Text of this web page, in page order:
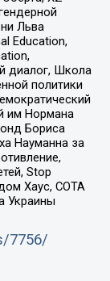
Льва
Education,
диалог, Школа
политики
им Нормана
Бориса
Науманна за
Stop
Хаус, СОТА
Украины
7756/